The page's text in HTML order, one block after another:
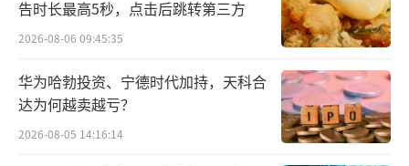
重销售轻研发
植物医生本次募集资金9.98亿元，将投资
于营销渠道及品牌建设、总部及研发中心建
设、信息化系统升级建设以及生产基地技术改
告时长最高5秒，点击后跳转第三方
2026-08-06 09:45:35
华为哈勃投资、宁德时代加持，天科合
达为何越卖越亏？
2026-08-05 14:16:14